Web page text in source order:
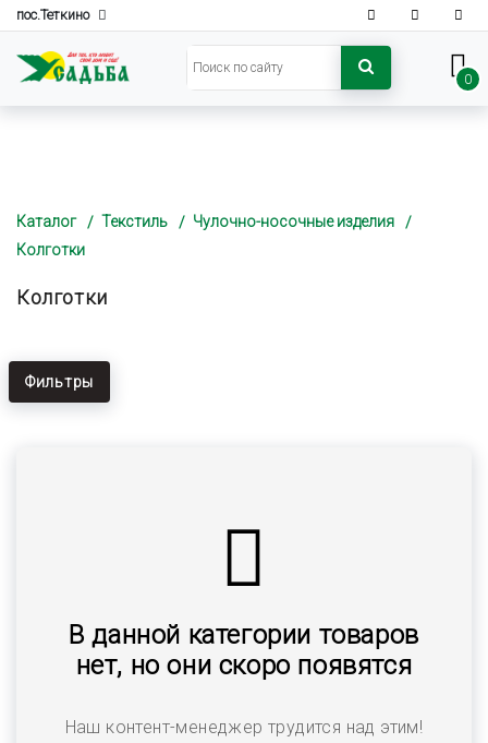
пос.Теткино
0
Каталог Текстиль
Чулочно-носочные изделия
Колготки
Колготки
Фильтры
В данной категории товаров
нет, но они скоро появятся
Наш контент-менеджер трудится над этим!